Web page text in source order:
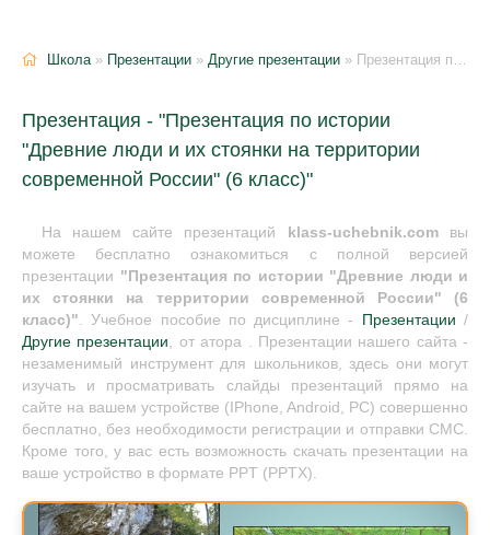
Школа» Презентации » Другие презентации » Презентация по истории "Древние люди и их стоянки на территории современной России" (6 класс)
Презентация - "Презентация по истории
"Древние люди и их стоянки на территории
современной России" (6 класс)"
На нашем сайте презентаций klass-uchebnik.comвы
можете бесплатно ознакомиться с полной версией
презентации "Презентация по истории "Древние люди и
их стоянки на территории современной России" (6
класс)". Учебное пособие по дисциплине - Презентации /
Другие презентации, от атора . Презентации нашего сайта -
незаменимый инструмент для школьников, здесь они могут
изучать и просматривать слайды презентаций прямо на
сайте на вашем устройстве (IPhone, Android, PC) совершенно
бесплатно, без необходимости регистрации и отправки СМС.
Кроме того, у вас есть возможность скачать презентации на
ваше устройство в формате PPT (PPTX).